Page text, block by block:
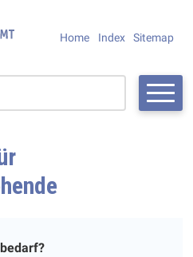
Home Index Sitemap
Suche